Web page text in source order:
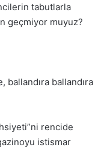
tabutlarla
geçmiyor muyuz?
ballandıra ballandıra
rencide
istismar